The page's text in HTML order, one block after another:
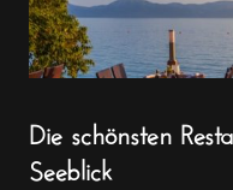
Die schönsten
Seeblick